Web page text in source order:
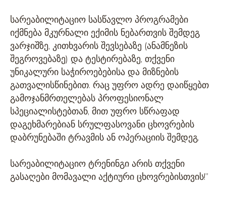
სარეაბილიტაციო სასწავლო პროგრამები
იქმნება მკურნალი ექიმის ნებართვის შემდეგ
ვარჯიშზე, კითხვარის შევსებაზე (ანამნეზის
შეგროვებაზე) და ტესტირებაზე, თქვენი
უნიკალური საჭიროებებისა და მიზნების
გათვალისწინებით. რაც უფრო ადრე დაიწყებთ
გამოჯანმრთელებას პროფესიონალ
სპეციალისტებთან, მით უფრო სწრაფად
დაგეხმარებიან სრულფასოვანი ცხოვრების
დაბრუნებაში ტრავმის ან ოპერაციის შემდეგ.
სარეაბილიტაციო ტრენინგი არის თქვენი
გასაღები მომავალი აქტიური ცხოვრებისთვის!”